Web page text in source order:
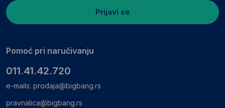
Prijavi se
Pomoć pri naručivanju
011.41.42.720
e-mails: prodaja@bigbang.rs
pravnalica@bigbang.rs